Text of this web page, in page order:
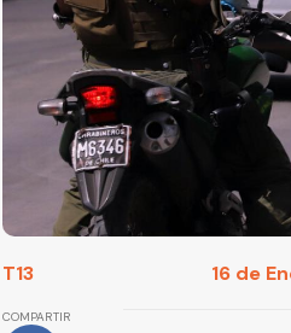
T13 16 de
COMPARTIR